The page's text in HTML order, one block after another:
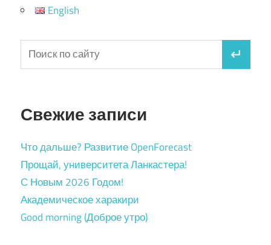
English
Свежие записи
Что дальше? Развитие OpenForecast
Прощай, университета Ланкастера!
С Новым 2026 Годом!
Академическое харакири
Good morning (Доброе утро)